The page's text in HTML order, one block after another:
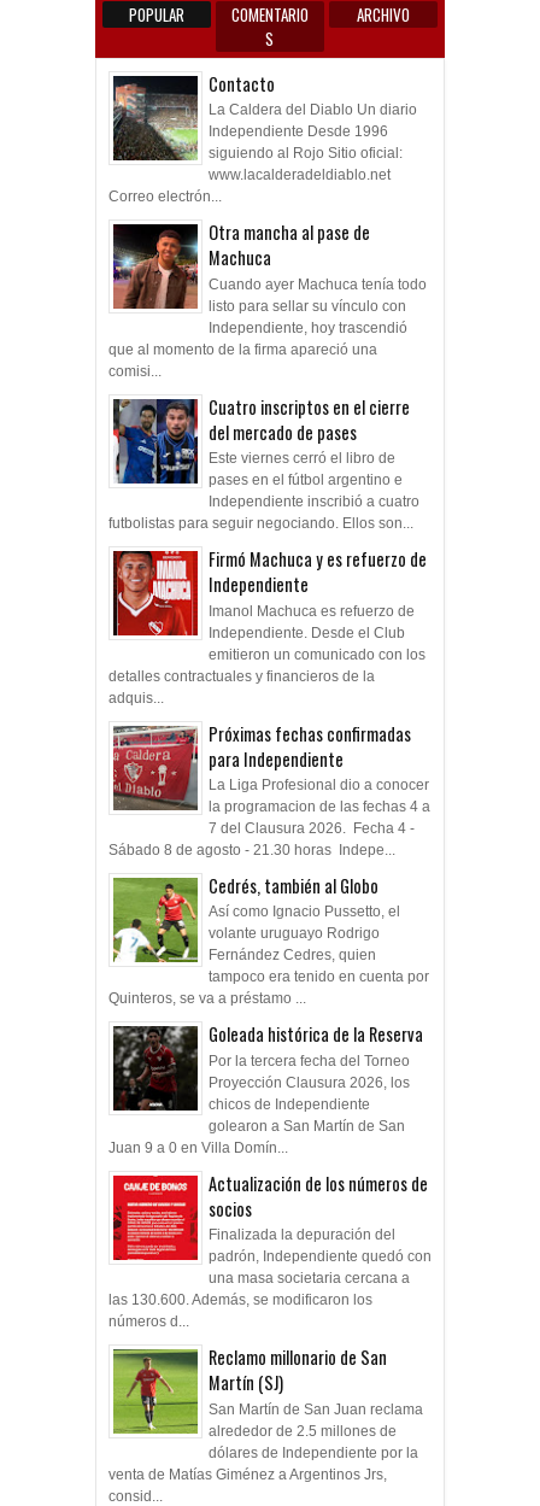
POPULAR
COMENTARIO
S
ARCHIVO
Contacto
La Caldera del Diablo Un diario
Independiente Desde 1996
siguiendo al Rojo Sitio oficial:
www.lacalderadeldiablo.net
Correo electrón...
Otra mancha al pase de
Machuca
Cuando ayer Machuca tenía todo
listo para sellar su vínculo con
Independiente, hoy trascendió
que al momento de la firma apareció una
comisi...
Cuatro inscriptos en el cierre
del mercado de pases
Este viernes cerró el libro de
pases en el fútbol argentino e
Independiente inscribió a cuatro
futbolistas para seguir negociando. Ellos son...
Firmó Machuca y es refuerzo de
Independiente
Imanol Machuca es refuerzo de
Independiente. Desde el Club
emitieron un comunicado con los
detalles contractuales y financieros de la
adquis...
Próximas fechas confirmadas
para Independiente
La Liga Profesional dio a conocer
la programacion de las fechas 4 a
7 del Clausura 2026. Fecha 4 -
Sábado 8 de agosto - 21.30 horas Indepe...
Cedrés, también al Globo
Así como Ignacio Pussetto, el
volante uruguayo Rodrigo
Fernández Cedres, quien
tampoco era tenido en cuenta por
Quinteros, se va a préstamo ...
Goleada histórica de la Reserva
Por la tercera fecha del Torneo
Proyección Clausura 2026, los
chicos de Independiente
golearon a San Martín de San
Juan 9 a 0 en Villa Domín...
Actualización de los números de
socios
Finalizada la depuración del
padrón, Independiente quedó con
una masa societaria cercana a
las 130.600. Además, se modificaron los
números d...
Reclamo millonario de San
Martín (SJ)
San Martín de San Juan reclama
alrededor de 2.5 millones de
dólares de Independiente por la
venta de Matías Giménez a Argentinos Jrs,
consid...